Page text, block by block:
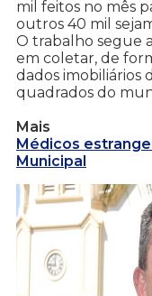
mil feitos no mês
outros 40 mil
O trabalho segue
em coletar, de
dados imobiliários
quadrados do
Mais
Médicos
Municipal